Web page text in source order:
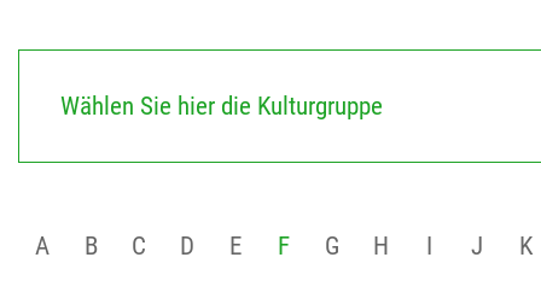
Wählen Sie hier die Kulturgruppe
A B C D E F G H I J K